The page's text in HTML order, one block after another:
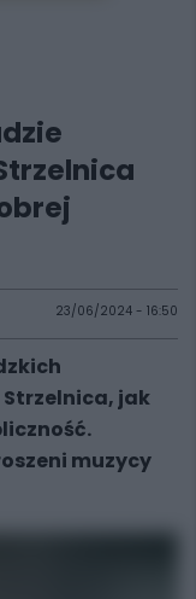
23/06/2024 - 16:50
Strzelnica, jak
muzycy